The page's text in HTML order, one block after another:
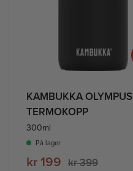
KAMBUKKA OLYMPUS
TERMOKOPP
300ml
På lager
kr 199 kr 399